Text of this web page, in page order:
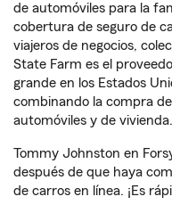
de automóviles para la
cobertura de seguro de
viajeros de negocios,
State Farm es el
grande en los Estados
combinando la compra
automóviles y de vivienda.
Tommy Johnston en
después de que haya
de carros en línea. ¡Es